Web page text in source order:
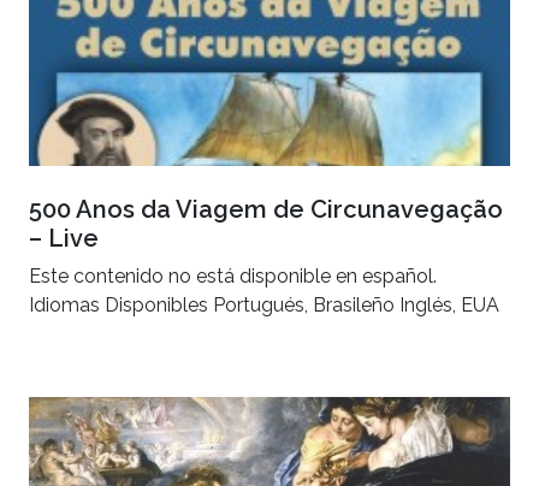
500 Anos da Viagem de Circunavegação
– Live
Este contenido no está disponible en español.
Idiomas Disponibles Portugués, Brasileño Inglés, EUA